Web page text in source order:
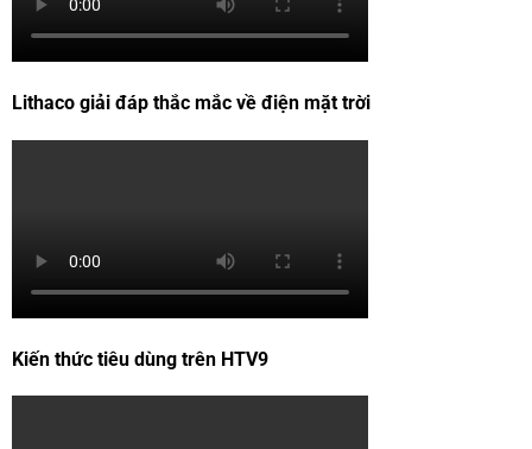
Lithaco giải đáp thắc mắc về điện mặt trời
Kiến thức tiêu dùng trên HTV9